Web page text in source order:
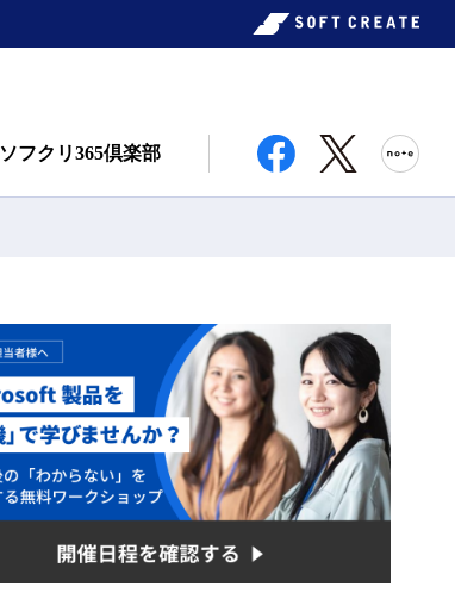
ソフクリ365倶楽部